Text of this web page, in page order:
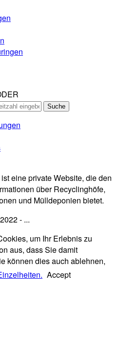
eine private Website, die den
über Recyclinghöfe,
und Mülldeponien bietet.
- ...
um Ihr Erlebnis zu
aus, dass Sie damit
können dies auch ablehnen,
Accept